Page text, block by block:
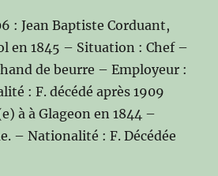
: Jean Baptiste Corduant,
en 1845 – Situation : Chef –
de beurre – Employeur :
: F. décédé après 1909
à à Glageon en 1844 –
– Nationalité : F. Décédée